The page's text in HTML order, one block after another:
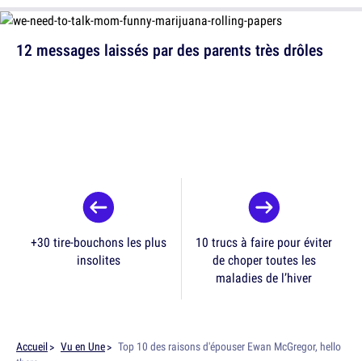
12 messages laissés par des parents très drôles
+30 tire-bouchons les plus
insolites
10 trucs à faire pour éviter
de choper toutes les
maladies de l’hiver
Accueil Vu en Une
Top 10 des raisons d'épouser Ewan McGregor, hello